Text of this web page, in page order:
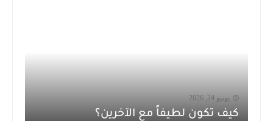
يونيو 24, 2026
كيف تكون لطيفاً مع الآخرين؟